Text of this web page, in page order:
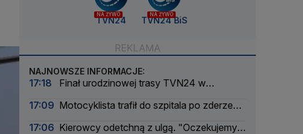
NA ŻYWO
TVN24
NA ŻYWO
TVN24 BiS
NAJNOWSZE INFORMACJE:
17:18
Finał urodzinowej trasy TVN24 w
17:09 Motocyklista trafił do szpitala po zderzeniu
17:06 Kierowcy odetchną z ulgą. "Oczekujemy